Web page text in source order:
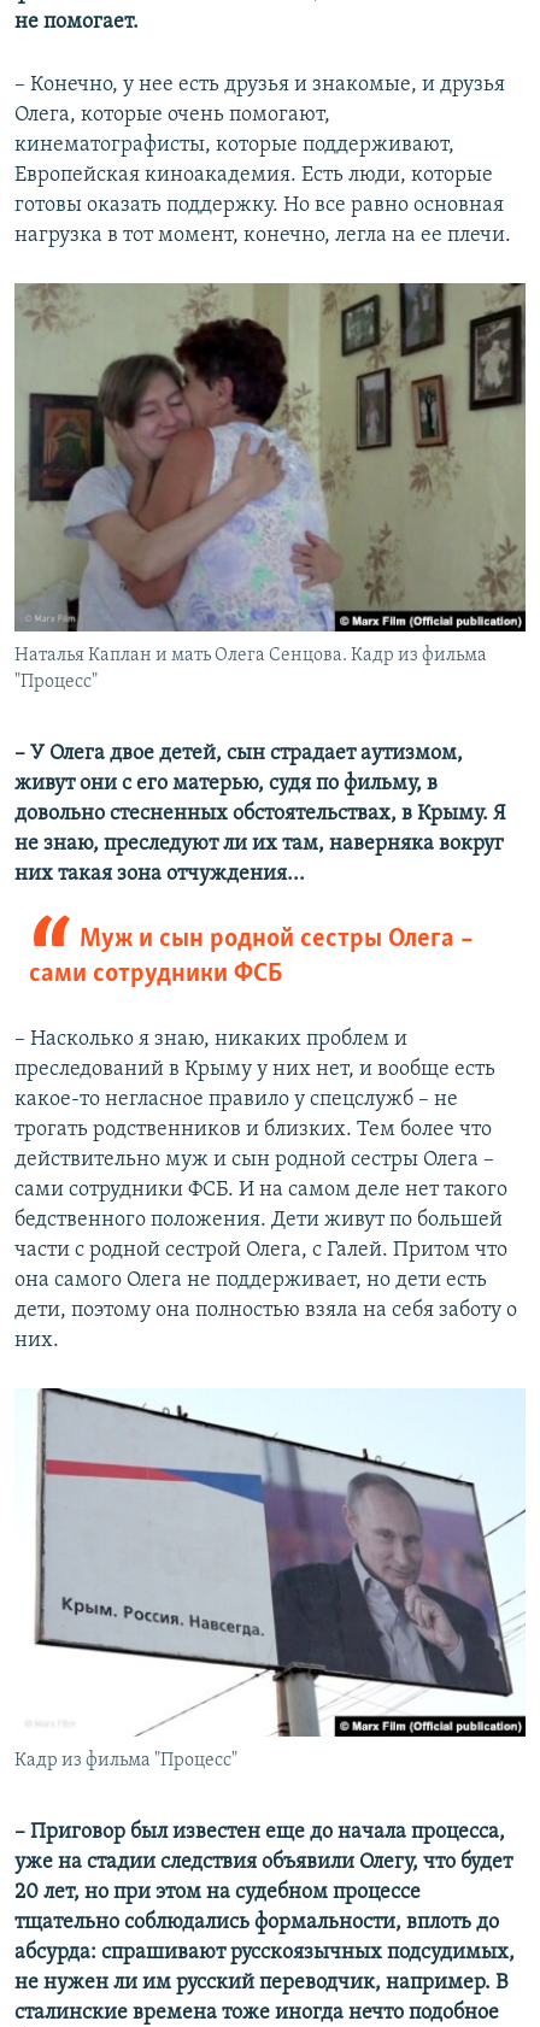
не помогает.
– Конечно, у нее есть друзья и знакомые, и друзья
Олега, которые очень помогают,
кинематографисты, которые поддерживают,
Европейская киноакадемия. Есть люди, которые
готовы оказать поддержку. Но все равно основная
нагрузка в тот момент, конечно, легла на ее плечи.
Наталья Каплан и мать Олега Сенцова. Кадр из фильма
"Процесс"
– У Олега двое детей, сын страдает аутизмом,
живут они с его матерью, судя по фильму, в
довольно стесненных обстоятельствах, в Крыму. Я
не знаю, преследуют ли их там, наверняка вокруг
них такая зона отчуждения...
Муж и сын родной сестры Олега –
сами сотрудники ФСБ
– Насколько я знаю, никаких проблем и
преследований в Крыму у них нет, и вообще есть
какое-то негласное правило у спецслужб – не
трогать родственников и близких. Тем более что
действительно муж и сын родной сестры Олега –
сами сотрудники ФСБ. И на самом деле нет такого
бедственного положения. Дети живут по большей
части с родной сестрой Олега, с Галей. Притом что
она самого Олега не поддерживает, но дети есть
дети, поэтому она полностью взяла на себя заботу о
них.
Кадр из фильма "Процесс"
– Приговор был известен еще до начала процесса,
уже на стадии следствия объявили Олегу, что будет
20 лет, но при этом на судебном процессе
тщательно соблюдались формальности, вплоть до
абсурда: спрашивают русскоязычных подсудимых,
не нужен ли им русский переводчик, например. В
сталинские времена тоже иногда нечто подобное